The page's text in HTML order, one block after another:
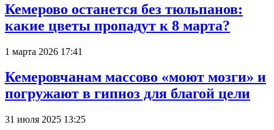
Кемерово останется без тюльпанов:
какие цветы пропадут к 8 марта?
1 марта 2026 17:41
Кемеровчанам массово «моют мозги» и
погружают в гипноз для благой цели
31 июля 2025 13:25